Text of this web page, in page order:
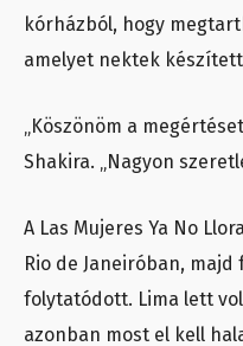
kórházból, hogy
amelyet nektek
„Köszönöm a
Shakira. „Nagyon
A Las Mujeres Ya No
Rio de Janeiróban,
folytatódott. Lima lett
azonban most el kell